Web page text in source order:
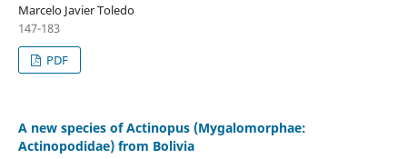
Marcelo Javier Toledo
147-183
PDF
A new species of Actinopus (Mygalomorphae:
Actinopodidae) from Bolivia